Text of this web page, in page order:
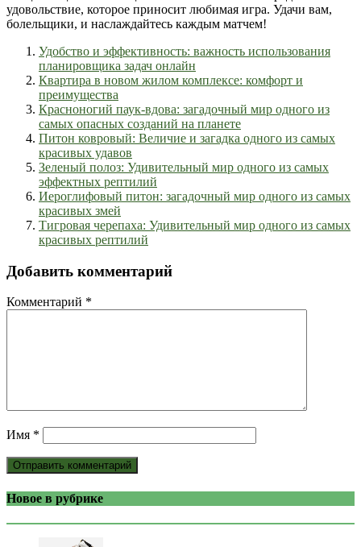
удовольствие, которое приносит любимая игра. Удачи вам,
болельщики, и наслаждайтесь каждым матчем!
Удобство и эффективность: важность использования
планировщика задач онлайн
Квартира в новом жилом комплексе: комфорт и
преимущества
Красноногий паук-вдова: загадочный мир одного из
самых опасных созданий на планете
Питон ковровый: Величие и загадка одного из самых
красивых удавов
Зеленый полоз: Удивительный мир одного из самых
эффектных рептилий
Иероглифовый питон: загадочный мир одного из самых
красивых змей
Тигровая черепаха: Удивительный мир одного из самых
красивых рептилий
Добавить комментарий
Комментарий *
Имя *
Новое в рубрике